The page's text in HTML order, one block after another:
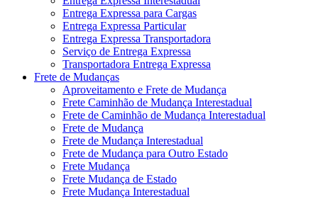
Entrega Expressa para Cargas
Entrega Expressa Particular
Entrega Expressa Transportadora
Serviço de Entrega Expressa
Transportadora Entrega Expressa
Frete de Mudanças
Aproveitamento e Frete de Mudança
Frete Caminhão de Mudança Interestadual
Frete de Caminhão de Mudança Interestadual
Frete de Mudança
Frete de Mudança Interestadual
Frete de Mudança para Outro Estado
Frete Mudança
Frete Mudança de Estado
Frete Mudança Interestadual